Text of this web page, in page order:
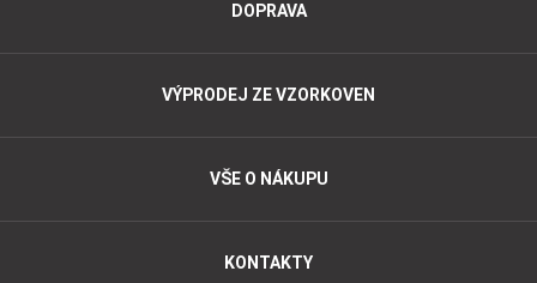
DOPRAVA
VÝPRODEJ ZE VZORKOVEN
VŠE O NÁKUPU
KONTAKTY